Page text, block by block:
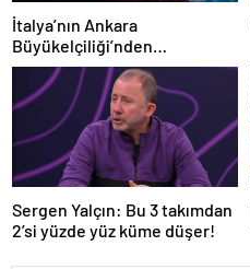
İtalya’nın Ankara
Büyükelçiliği’nden
Trabzonspor’a teşekkür
Sergen Yalçın: Bu 3 takımdan
2’si yüzde yüz küme düşer!